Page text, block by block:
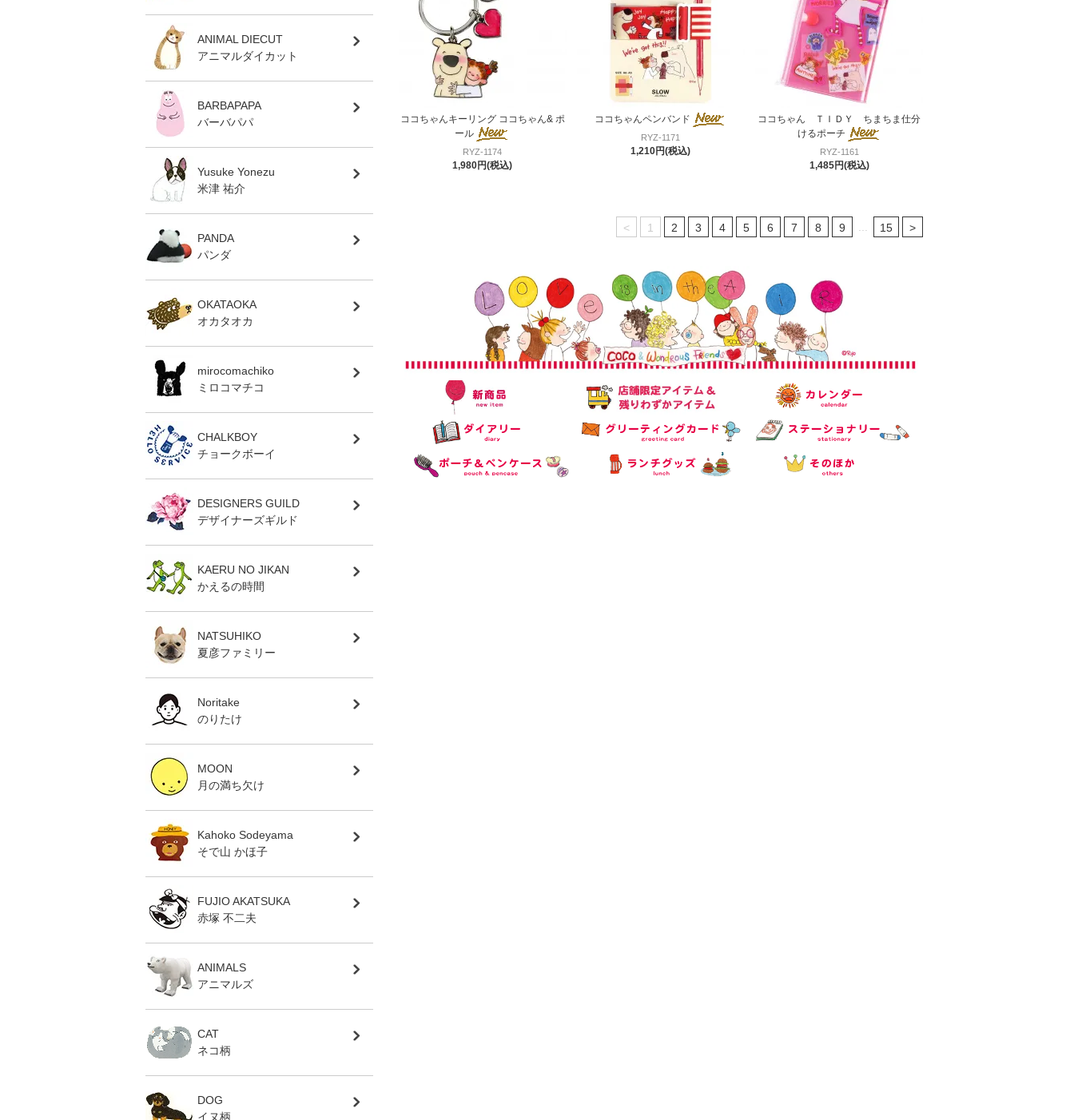
ココちゃんキーリング ココちゃん& ポ
ール
RYZ-1174
1,980円(税込)
ココちゃんペンバンド
RYZ-1171
1,210円(税込)
ココちゃん ＴＩＤＹ ちまちま仕分
けるポーチ
RYZ-1161
1,485円(税込)
< 1 2 3 4 5 6 7 8 9 15 >
ANIMAL DIECUT
アニマルダイカット
BARBAPAPA
バーバパパ
Yusuke Yonezu
米津 祐介
PANDA
パンダ
OKATAOKA
オカタオカ
mirocomachiko
ミロコマチコ
CHALKBOY
チョークボーイ
DESIGNERS GUILD
デザイナーズギルド
KAERU NO JIKAN
かえるの時間
NATSUHIKO
夏彦ファミリー
Noritake
のりたけ
MOON
月の満ち欠け
Kahoko Sodeyama
そで山 かほ子
FUJIO AKATSUKA
赤塚 不二夫
ANIMALS
アニマルズ
CAT
ネコ柄
DOG
イヌ柄